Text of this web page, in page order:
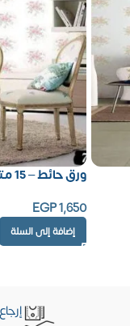
ورق حائط – 15 متر مربع
EGP1,650
إضافة إلى السلة